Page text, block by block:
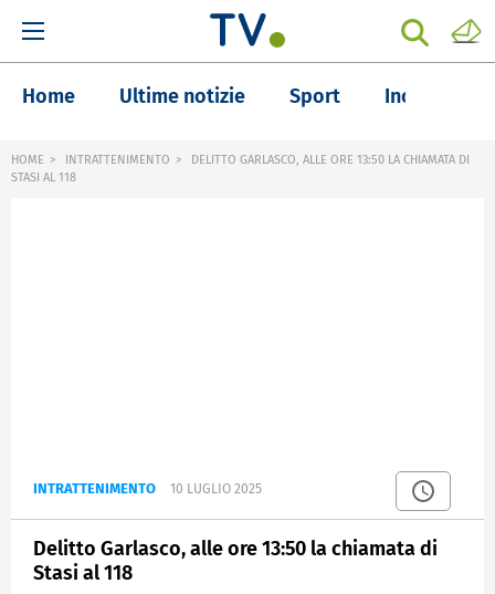
Home Ultime notizie Sport Inchieste
HOME INTRATTENIMENTO
DELITTO GARLASCO, ALLE ORE 13:50 LA CHIAMATA DI
STASI AL 118
INTRATTENIMENTO 10 LUGLIO 2025
Delitto Garlasco, alle ore 13:50 la chiamata di
Stasi al 118